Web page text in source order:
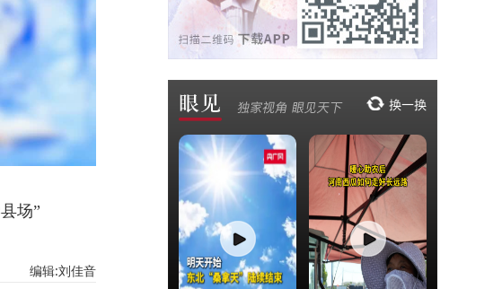
场”
编辑:刘佳音